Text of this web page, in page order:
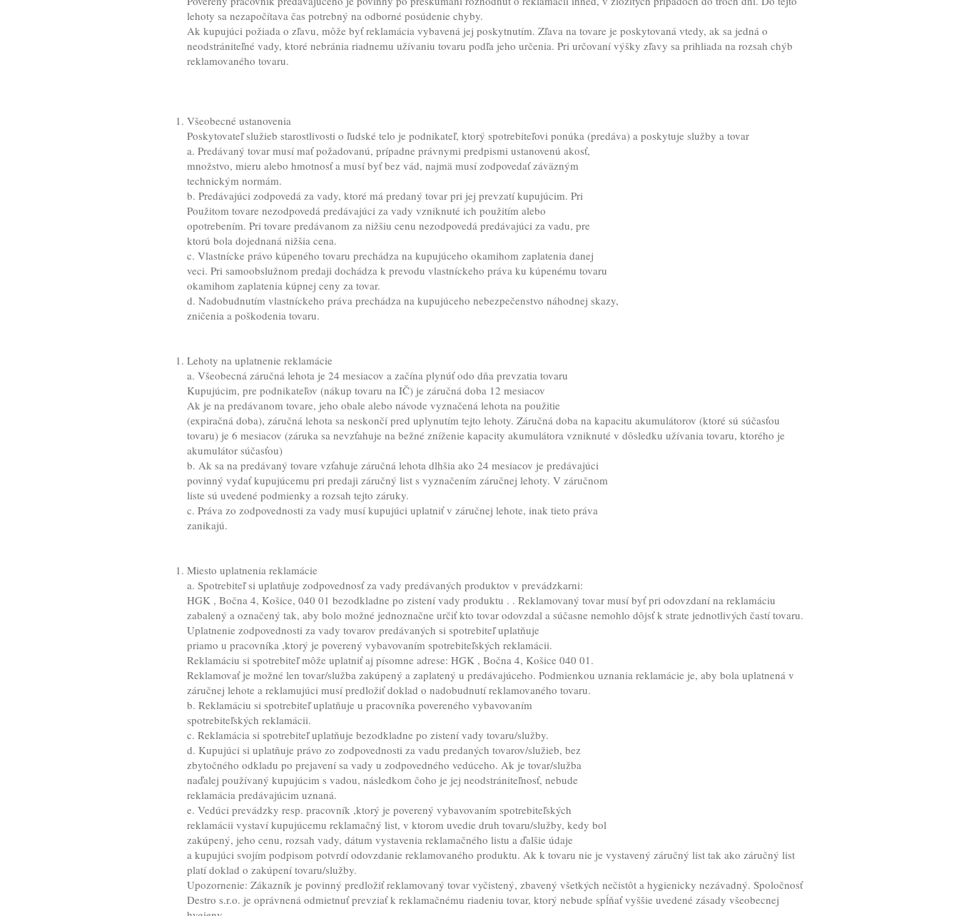
lehoty sa nezapočítava čas potrebný na odborné posúdenie chyby.
Ak kupujúci požiada o zľavu, môže byť reklamácia vybavená jej poskytnutím. Zľava na tovare je poskytovaná vtedy, ak sa jedná o
neodstrániteľné vady, ktoré nebránia riadnemu užívaniu tovaru podľa jeho určenia. Pri určovaní výšky zľavy sa prihliada na rozsah chýb
reklamovaného tovaru.
Všeobecné ustanovenia
Poskytovateľ služieb starostlivosti o ľudské telo je podnikateľ, ktorý spotrebiteľovi ponúka (predáva) a poskytuje služby a tovar
a. Predávaný tovar musí mať požadovanú, prípadne právnymi predpismi ustanovenú akosť,
množstvo, mieru alebo hmotnosť a musí byť bez vád, najmä musí zodpovedať záväzným
technickým normám.
b. Predávajúci zodpovedá za vady, ktoré má predaný tovar pri jej prevzatí kupujúcim. Pri
Použitom tovare nezodpovedá predávajúci za vady vzniknuté ich použitím alebo
opotrebením. Pri tovare predávanom za nižšiu cenu nezodpovedá predávajúci za vadu, pre
ktorú bola dojednaná nižšia cena.
c. Vlastnícke právo kúpeného tovaru prechádza na kupujúceho okamihom zaplatenia danej
veci. Pri samoobslužnom predaji dochádza k prevodu vlastníckeho práva ku kúpenému tovaru
okamihom zaplatenia kúpnej ceny za tovar.
d. Nadobudnutím vlastníckeho práva prechádza na kupujúceho nebezpečenstvo náhodnej skazy,
zničenia a poškodenia tovaru.
Lehoty na uplatnenie reklamácie
a. Všeobecná záručná lehota je 24 mesiacov a začína plynúť odo dňa prevzatia tovaru
Kupujúcim, pre podnikateľov (nákup tovaru na IČ) je záručná doba 12 mesiacov
Ak je na predávanom tovare, jeho obale alebo návode vyznačená lehota na použitie
(expiračná doba), záručná lehota sa neskončí pred uplynutím tejto lehoty. Záručná doba na kapacitu akumulátorov (ktoré sú súčasťou
tovaru) je 6 mesiacov (záruka sa nevzťahuje na bežné zníženie kapacity akumulátora vzniknuté v dôsledku užívania tovaru, ktorého je
akumulátor súčasťou)
b. Ak sa na predávaný tovare vzťahuje záručná lehota dlhšia ako 24 mesiacov je predávajúci
povinný vydať kupujúcemu pri predaji záručný list s vyznačením záručnej lehoty. V záručnom
liste sú uvedené podmienky a rozsah tejto záruky.
c. Práva zo zodpovednosti za vady musí kupujúci uplatniť v záručnej lehote, inak tieto práva
zanikajú.
Miesto uplatnenia reklamácie
a. Spotrebiteľ si uplatňuje zodpovednosť za vady predávaných produktov v prevádzkarni:
HGK , Bočna 4, Košice, 040 01 bezodkladne po zistení vady produktu . . Reklamovaný tovar musí byť pri odovzdaní na reklamáciu
zabalený a označený tak, aby bolo možné jednoznačne určiť kto tovar odovzdal a súčasne nemohlo dôjsť k strate jednotlivých častí tovaru.
Uplatnenie zodpovednosti za vady tovarov predávaných si spotrebiteľ uplatňuje
priamo u pracovníka ,ktorý je poverený vybavovaním spotrebiteľských reklamácii.
Reklamáciu si spotrebiteľ môže uplatniť aj písomne adrese: HGK , Bočna 4, Košice 040 01.
Reklamovať je možné len tovar/služba zakúpený a zaplatený u predávajúceho. Podmienkou uznania reklamácie je, aby bola uplatnená v
záručnej lehote a reklamujúci musí predložiť doklad o nadobudnutí reklamovaného tovaru.
b. Reklamáciu si spotrebiteľ uplatňuje u pracovníka povereného vybavovaním
spotrebiteľských reklamácii.
c. Reklamácia si spotrebiteľ uplatňuje bezodkladne po zistení vady tovaru/služby.
d. Kupujúci si uplatňuje právo zo zodpovednosti za vadu predaných tovarov/služieb, bez
zbytočného odkladu po prejavení sa vady u zodpovedného vedúceho. Ak je tovar/služba
naďalej používaný kupujúcim s vadou, následkom čoho je jej neodstrániteľnosť, nebude
reklamácia predávajúcim uznaná.
e. Vedúci prevádzky resp. pracovník ,ktorý je poverený vybavovaním spotrebiteľských
reklamácii vystaví kupujúcemu reklamačný list, v ktorom uvedie druh tovaru/služby, kedy bol
zakúpený, jeho cenu, rozsah vady, dátum vystavenia reklamačného listu a ďalšie údaje
a kupujúci svojím podpisom potvrdí odovzdanie reklamovaného produktu. Ak k tovaru nie je vystavený záručný list tak ako záručný list
platí doklad o zakúpení tovaru/služby.
Upozornenie: Zákazník je povinný predložiť reklamovaný tovar vyčistený, zbavený všetkých nečistôt a hygienicky nezávadný. Spoločnosť
Destro s.r.o. je oprávnená odmietnuť prevziať k reklamačnému riadeniu tovar, ktorý nebude spĺňať vyššie uvedené zásady všeobecnej